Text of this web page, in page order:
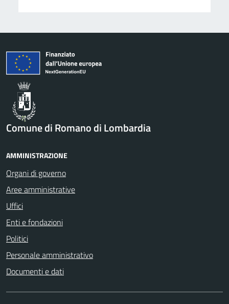
Comune di Romano di Lombardia
AMMINISTRAZIONE
Organi di governo
Aree amministrative
Uffici
Enti e fondazioni
Politici
Personale amministrativo
Documenti e dati